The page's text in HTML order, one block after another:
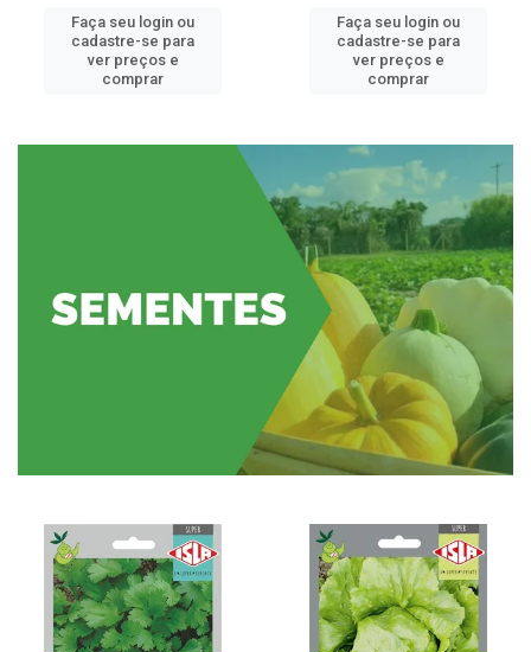
Faça seu login ou
cadastre-se para
ver preços e
comprar
Faça seu login ou
cadastre-se para
ver preços e
comprar